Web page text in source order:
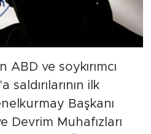
ve soykırımcı
ilk
Başkanı
Devrim Muhafızları